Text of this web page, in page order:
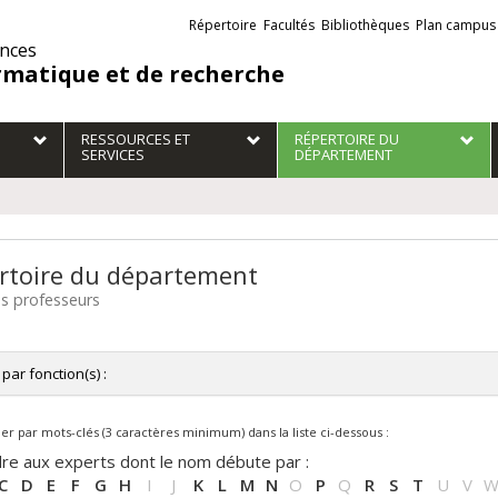
et de recherche
Liens
externes
Répertoire Facultés Bibliothèques Plan campus
RESSOURCES ET
SERVICES
RÉPERTOIRE DU
DÉPARTEMENT
du département
professeurs
fonction(s) :
de département / Directeur de département
adjointe / Professeur adjoint
agrégée / Professeur agrégé
par mots-clés (3 caractères minimum) dans la liste ci-dessous :
aux experts dont le nom débute par :
D E F G H I J K L M N O P Q R S T U V W